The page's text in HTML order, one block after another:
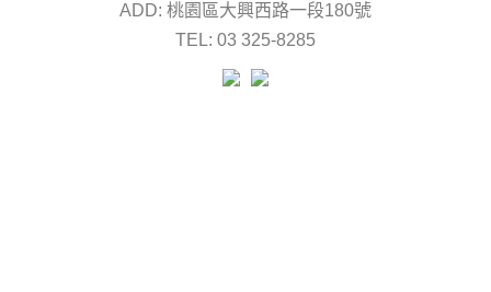
ADD: 桃園區大興西路一段180號
TEL: 03 325-8285